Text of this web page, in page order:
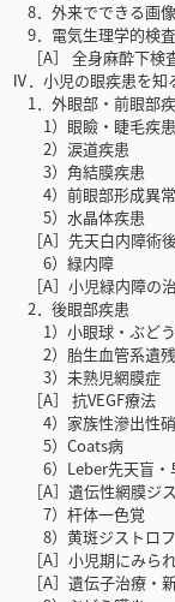
8．外来でできる画
9．電気生理学的検査
［A］ 全身麻酔下検
Ⅳ．小児の眼疾患を知
1．外眼部・前眼部
1）眼瞼・睫毛疾患
2）涙道疾患
3）角結膜疾患
4）前眼部形成異
5）水晶体疾患
［A］先天白内障術
6）緑内障
［A］小児緑内障の
2．後眼部疾患
1）小眼球・ぶどう
2）胎生血管系遺残
3）未熟児網膜症
［A］ 抗VEGF療法
4）家族性滲出性硝
5）Coats病
6）Leber先天盲・
［A］遺伝性網膜ジ
7）杆体一色覚
8）黄斑ジストロフ
［A］小児期にみら
［A］遺伝子治療・